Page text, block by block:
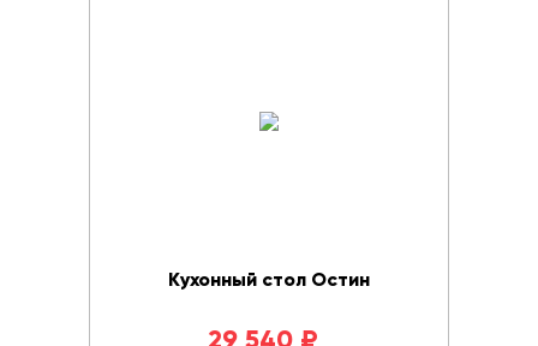
Кухонный стол Остин
29 540 ₽